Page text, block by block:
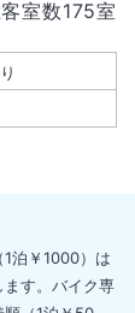
室数175室
泊￥1000）は
す。バイク専